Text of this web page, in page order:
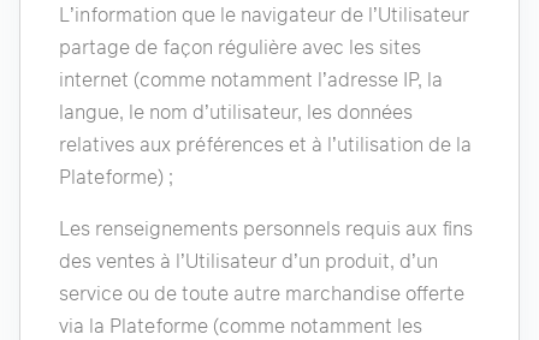
L’information que le navigateur de l’Utilisateur
partage de façon régulière avec les sites
internet (comme notamment l’adresse IP, la
langue, le nom d’utilisateur, les données
relatives aux préférences et à l’utilisation de la
Plateforme) ;
Les renseignements personnels requis aux fins
des ventes à l’Utilisateur d’un produit, d’un
service ou de toute autre marchandise offerte
via la Plateforme (comme notamment les